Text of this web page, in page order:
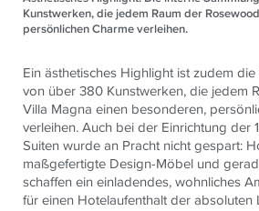
Kunstwerken, die jedem Raum der
persönlichen Charme verleihen.
Ein ästhetisches Highlight ist zudem
von über 380 Kunstwerken, die jedem
Villa Magna einen besonderen,
verleihen. Auch bei der Einrichtung der
Suiten wurde an Pracht nicht gespart:
maßgefertigte Design-Möbel und
schaffen ein einladendes, wohnliches
für einen Hotelaufenthalt der absoluten